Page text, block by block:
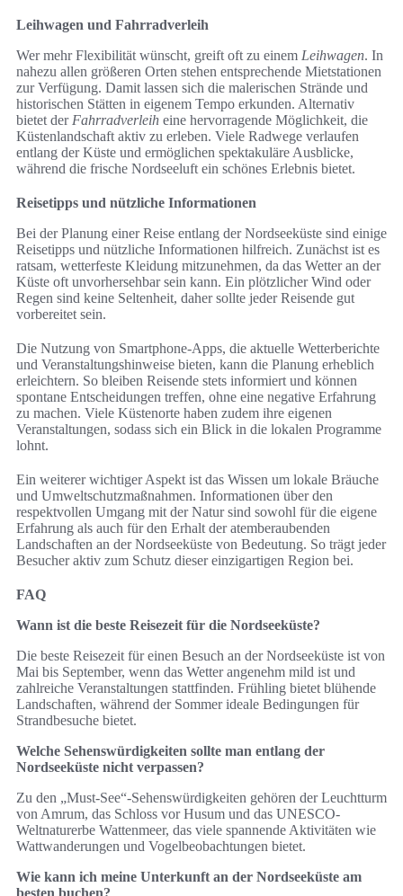
Leihwagen und Fahrradverleih
Wer mehr Flexibilität wünscht, greift oft zu einem Leihwagen. In
nahezu allen größeren Orten stehen entsprechende Mietstationen
zur Verfügung. Damit lassen sich die malerischen Strände und
historischen Stätten in eigenem Tempo erkunden. Alternativ
bietet der Fahrradverleih eine hervorragende Möglichkeit, die
Küstenlandschaft aktiv zu erleben. Viele Radwege verlaufen
entlang der Küste und ermöglichen spektakuläre Ausblicke,
während die frische Nordseeluft ein schönes Erlebnis bietet.
Reisetipps und nützliche Informationen
Bei der Planung einer Reise entlang der Nordseeküste sind einige
Reisetipps und nützliche Informationen hilfreich. Zunächst ist es
ratsam, wetterfeste Kleidung mitzunehmen, da das Wetter an der
Küste oft unvorhersehbar sein kann. Ein plötzlicher Wind oder
Regen sind keine Seltenheit, daher sollte jeder Reisende gut
vorbereitet sein.
Die Nutzung von Smartphone-Apps, die aktuelle Wetterberichte
und Veranstaltungshinweise bieten, kann die Planung erheblich
erleichtern. So bleiben Reisende stets informiert und können
spontane Entscheidungen treffen, ohne eine negative Erfahrung
zu machen. Viele Küstenorte haben zudem ihre eigenen
Veranstaltungen, sodass sich ein Blick in die lokalen Programme
lohnt.
Ein weiterer wichtiger Aspekt ist das Wissen um lokale Bräuche
und Umweltschutzmaßnahmen. Informationen über den
respektvollen Umgang mit der Natur sind sowohl für die eigene
Erfahrung als auch für den Erhalt der atemberaubenden
Landschaften an der Nordseeküste von Bedeutung. So trägt jeder
Besucher aktiv zum Schutz dieser einzigartigen Region bei.
FAQ
Wann ist die beste Reisezeit für die Nordseeküste?
Die beste Reisezeit für einen Besuch an der Nordseeküste ist von
Mai bis September, wenn das Wetter angenehm mild ist und
zahlreiche Veranstaltungen stattfinden. Frühling bietet blühende
Landschaften, während der Sommer ideale Bedingungen für
Strandbesuche bietet.
Welche Sehenswürdigkeiten sollte man entlang der
Nordseeküste nicht verpassen?
Zu den „Must-See“-Sehenswürdigkeiten gehören der Leuchtturm
von Amrum, das Schloss vor Husum und das UNESCO-
Weltnaturerbe Wattenmeer, das viele spannende Aktivitäten wie
Wattwanderungen und Vogelbeobachtungen bietet.
Wie kann ich meine Unterkunft an der Nordseeküste am